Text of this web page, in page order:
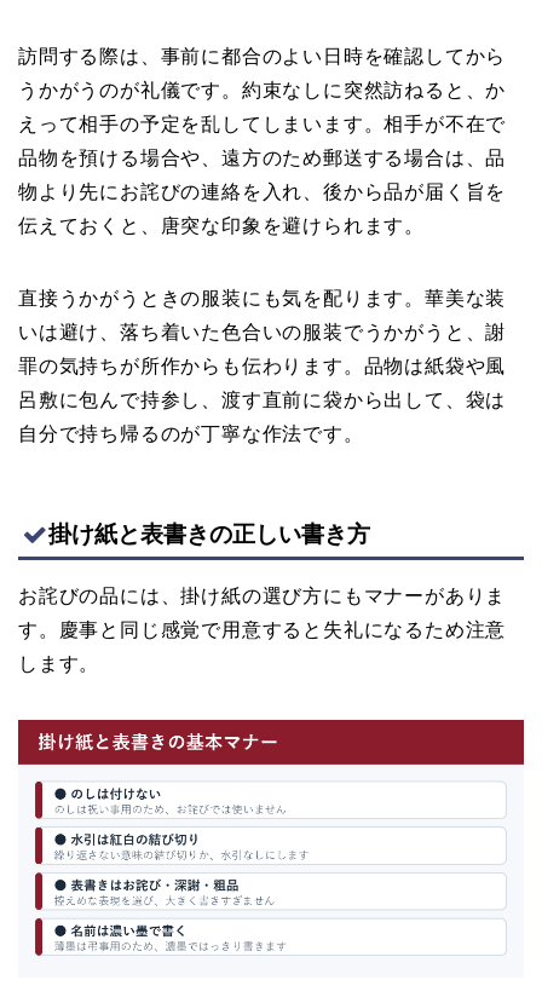
訪問する際は、事前に都合のよい日時を確認してから
うかがうのが礼儀です。約束なしに突然訪ねると、か
えって相手の予定を乱してしまいます。相手が不在で
品物を預ける場合や、遠方のため郵送する場合は、品
物より先にお詫びの連絡を入れ、後から品が届く旨を
伝えておくと、唐突な印象を避けられます。
直接うかがうときの服装にも気を配ります。華美な装
いは避け、落ち着いた色合いの服装でうかがうと、謝
罪の気持ちが所作からも伝わります。品物は紙袋や風
呂敷に包んで持参し、渡す直前に袋から出して、袋は
自分で持ち帰るのが丁寧な作法です。
掛け紙と表書きの正しい書き方
お詫びの品には、掛け紙の選び方にもマナーがありま
す。慶事と同じ感覚で用意すると失礼になるため注意
します。